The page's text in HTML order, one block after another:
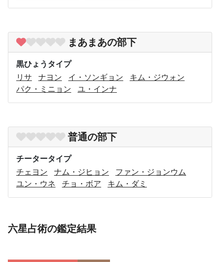
まあまあの部下
黒ひょうタイプ
リサ
ナヨン イ・ソンギョン
キム・ジウォン
パク・ミニョン
ユ・インナ
普通の部下
チータータイプ
チェヨン
ナム・ジヒョン
ファン・ジョンウム
ユン・ウネ
チョ・ボア キム・ダミ
六星占術の鑑定結果